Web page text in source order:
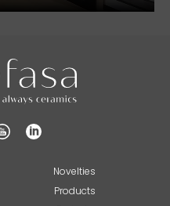
Novelties
Products